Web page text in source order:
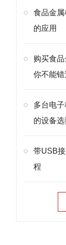
食品金
的应用
购买食
你不能错
多台电
的设备选
带USB
程